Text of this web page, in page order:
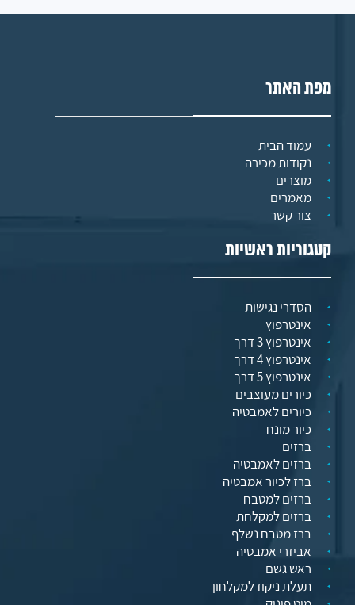
מפת האתר
עמוד הבית
נקודות מכירה
מוצרים
מאמרים
צור קשר
קטגוריות ראשיות
הסדרי נגישות
אינטרפוץ
אינטרפוץ 3 דרך
אינטרפוץ 4 דרך
אינטרפוץ 5 דרך
כיורים מעוצבים
כיורים לאמבטיה
כיור מונח
ברזים
ברזים לאמבטיה
ברז לכיור אמבטיה
ברזים למטבח
ברזים למקלחת
ברז מטבח נשלף
אביזרי אמבטיה
ראש גשם
תעלת ניקוז למקלחון